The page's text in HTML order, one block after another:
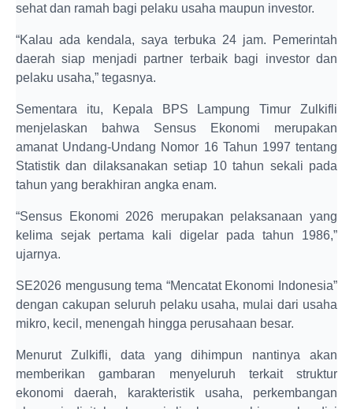
sehat dan ramah bagi pelaku usaha maupun investor.
“Kalau ada kendala, saya terbuka 24 jam. Pemerintah
daerah siap menjadi partner terbaik bagi investor dan
pelaku usaha,” tegasnya.
Sementara itu, Kepala BPS Lampung Timur Zulkifli
menjelaskan bahwa Sensus Ekonomi merupakan
amanat Undang-Undang Nomor 16 Tahun 1997 tentang
Statistik dan dilaksanakan setiap 10 tahun sekali pada
tahun yang berakhiran angka enam.
“Sensus Ekonomi 2026 merupakan pelaksanaan yang
kelima sejak pertama kali digelar pada tahun 1986,”
ujarnya.
SE2026 mengusung tema “Mencatat Ekonomi Indonesia”
dengan cakupan seluruh pelaku usaha, mulai dari usaha
mikro, kecil, menengah hingga perusahaan besar.
Menurut Zulkifli, data yang dihimpun nantinya akan
memberikan gambaran menyeluruh terkait struktur
ekonomi daerah, karakteristik usaha, perkembangan